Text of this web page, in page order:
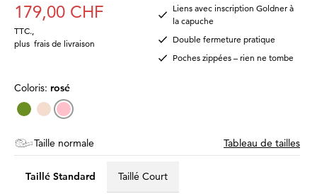
179,00 CHF
TTC.
plus frais de livraison
Liens avec inscription Goldner à
la capuche
Double fermeture pratique
Poches zippées – rien ne tombe
Coloris: rosé
Taille normale Tableau de tailles
Taillé Standard Taillé Court